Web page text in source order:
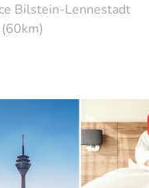
Bilstein-Lennestadt